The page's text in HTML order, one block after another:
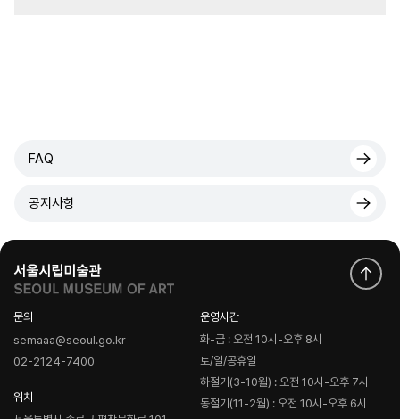
FAQ
공지사항
문의
semaaa@seoul.go.kr
02-2124-7400
위치
운영시간
화-금 : 오전 10시-오후 8시
토/일/공휴일
하절기(3-10월) : 오전 10시-오후 7시
동절기(11-2월) : 오전 10시-오후 6시